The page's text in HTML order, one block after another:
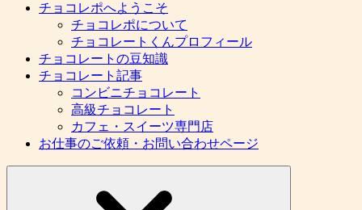
チョコレポへようこそ
チョコレポについて
チョコレートくんプロフィール
チョコレートの豆知識
チョコレート記事
コンビニチョコレート
高級チョコレート
カフェ・スイーツ専門店
お仕事のご依頼・お問い合わせページ